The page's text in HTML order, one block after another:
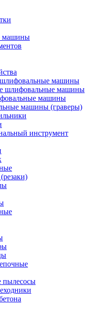
машины
машины
шлифовальные машины
машины
машины (граверы)
инструмент